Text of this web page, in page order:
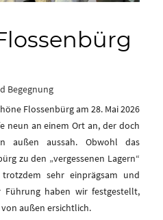
Begegnung
Flossenbürg am 28. Mai 2026
neun an einem Ort an, der doch
außen aussah. Obwohl das
zu den „vergessenen Lagern“
sehr einprägsam und
haben wir festgestellt,
außen ersichtlich.